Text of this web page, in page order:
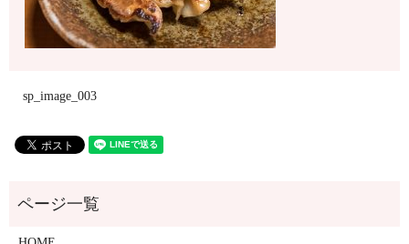
sp_image_003